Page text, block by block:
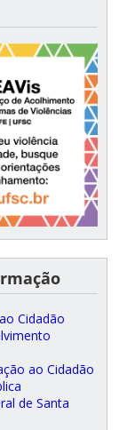
Cidadão
ao Cidadão
de Santa